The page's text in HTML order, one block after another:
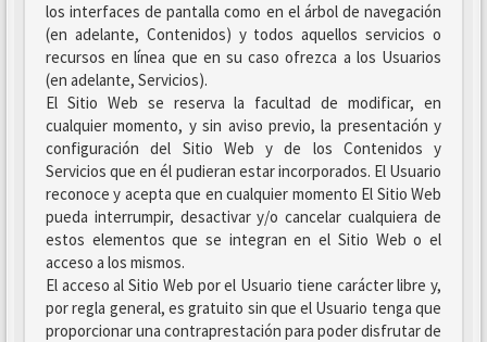
los interfaces de pantalla como en el árbol de navegación
(en adelante, Contenidos) y todos aquellos servicios o
recursos en línea que en su caso ofrezca a los Usuarios
(en adelante, Servicios).
El Sitio Web se reserva la facultad de modificar, en
cualquier momento, y sin aviso previo, la presentación y
configuración del Sitio Web y de los Contenidos y
Servicios que en él pudieran estar incorporados. El Usuario
reconoce y acepta que en cualquier momento El Sitio Web
pueda interrumpir, desactivar y/o cancelar cualquiera de
estos elementos que se integran en el Sitio Web o el
acceso a los mismos.
El acceso al Sitio Web por el Usuario tiene carácter libre y,
por regla general, es gratuito sin que el Usuario tenga que
proporcionar una contraprestación para poder disfrutar de